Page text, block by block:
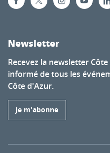
Newsletter
Recevez la newsletter
informé de tous les
Côte d'Azur.
Je m'abonne